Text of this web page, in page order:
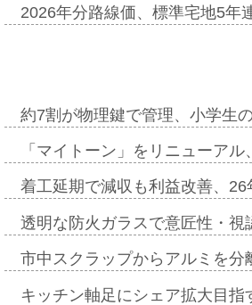
2026年分路線価、標準宅地5
約7割が物理鍵で管理、小学生
「マイトーン」をリニューア
着工延期で減収も利益改善、
透明な防火ガラスで意匠性・
市中スクラップからアルミを
キッチン軸足にシェア拡大目